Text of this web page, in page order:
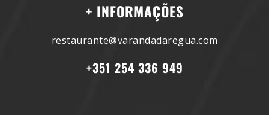
+ INFORMAÇÕES
restaurante@varandadaregua.com
+351 254 336 949